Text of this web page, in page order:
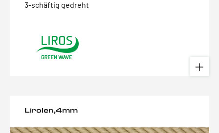
3-schäftig gedreht
Lirolen,4mm